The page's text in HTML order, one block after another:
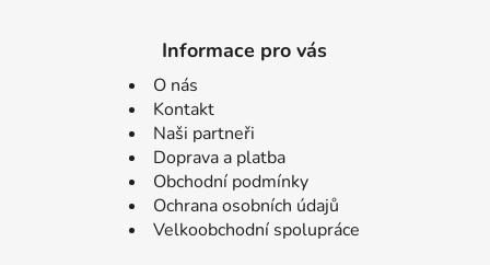
Informace pro vás
O nás
Kontakt
Naši partneři
Doprava a platba
Obchodní podmínky
Ochrana osobních údajů
Velkoobchodní spolupráce